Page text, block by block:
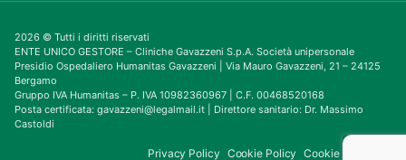
2026 © Tutti i diritti riservati
ENTE UNICO GESTORE – Cliniche Gavazzeni S.p.A. Società unipersonale
Presidio Ospedaliero Humanitas Gavazzeni | Via Mauro Gavazzeni, 21 – 24125
Bergamo
Gruppo IVA Humanitas – P. IVA 10982360967 | C.F. 00468520168
Posta certificata: gavazzeni@legalmail.it | Direttore sanitario: Dr. Massimo
Castoldi
Privacy Policy Cookie Policy Cookie Consent